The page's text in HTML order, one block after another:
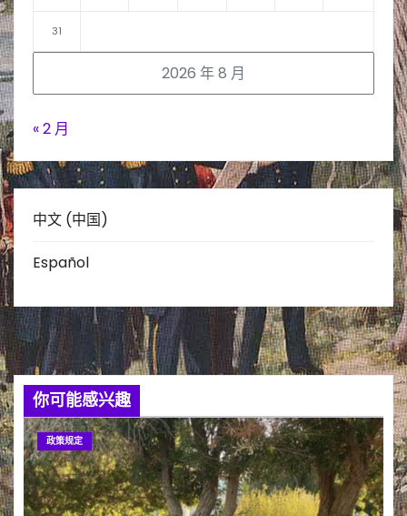
2026 年 8 月
31
« 2 月
中文 (中国)
Español
你可能感兴趣
政策规定